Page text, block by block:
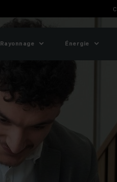
Rayonnage Énergie